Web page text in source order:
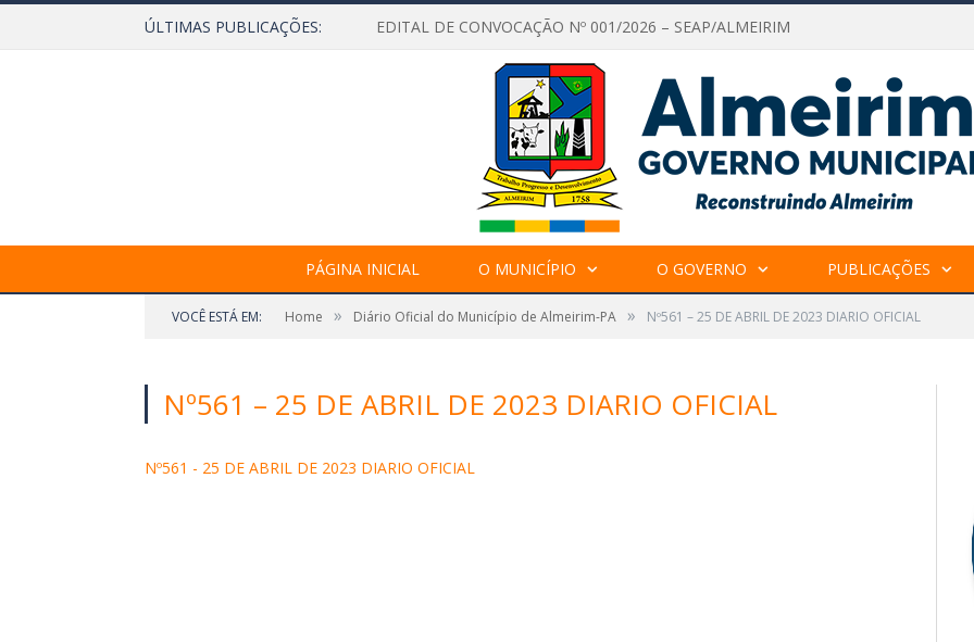
ÚLTIMAS PUBLICAÇÕES: EDITAL DE CONVOCAÇÃO Nº 001/2026 – SEAP/ALMEIRIM
PÁGINA INICIAL O MUNICÍPIO O GOVERNO PUBLICAÇÕES
VOCÊ ESTÁ EM: Home » Diário Oficial do Município de Almeirim-PA » Nº561 – 25 DE ABRIL DE 2023 DIARIO OFICIAL
Nº561 – 25 DE ABRIL DE 2023 DIARIO OFICIAL
Nº561 - 25 DE ABRIL DE 2023 DIARIO OFICIAL